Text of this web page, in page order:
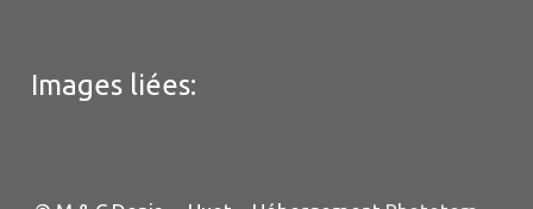
Images liées: